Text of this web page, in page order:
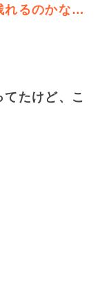
れるのかな…
たけど、こ